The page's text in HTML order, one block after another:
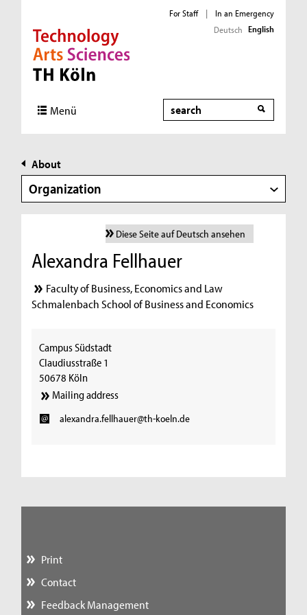
Direkt zur Hauptnavigation
Direkt zur Subnavigation
Direkt zum Inhalt
Direkt zum Fußbereich
For Staff |
In an Emergency
Deutsch English
Menü Search
About
Organization
Diese Seite auf Deutsch ansehen
Alexandra Fellhauer
Faculty of Business, Economics and Law
Schmalenbach School of Business and Economics
Campus Südstadt
Claudiusstraße 1
50678 Köln
Mailing address
alexandra.fellhauer@th-koeln.de
Print
Contact
Feedback Management